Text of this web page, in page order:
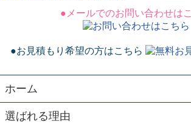
●メールでのお問い合わせは
●お見積もり希望の方はこちら
ホーム
選ばれる理由